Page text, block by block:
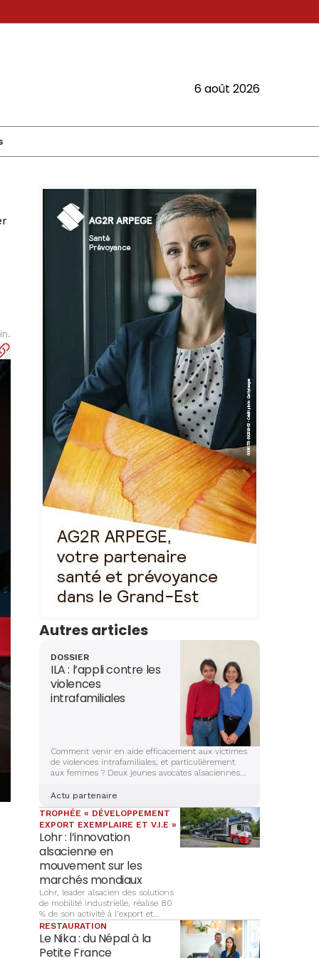
6 août 2026
Autres articles
DOSSIER
ILA : l’appli contre les
violences
intrafamiliales
Comment venir en aide efficacement aux victimes
de violences intrafamiliales, et particulièrement
aux femmes ? Deux jeunes avocates alsaciennes
création d’une application sécurisée et complète,
qui aidera les victimes à s’en sortir. Récit et
explications.
Actu partenaire
TROPHÉE « DÉVELOPPEMENT
EXPORT EXEMPLAIRE ET V.I.E »
Lohr : l’innovation
alsacienne en
mouvement sur les
marchés mondiaux
Lohr, leader alsacien des solutions
de mobilité industrielle, réalise 80
% de son activité à l’export et
décroche le prix « Développement
export exemplaire et V.I.E » des
Trophées Alsace Export 2026.
RESTAURATION
Le Nika : du Népal à la
Petite France